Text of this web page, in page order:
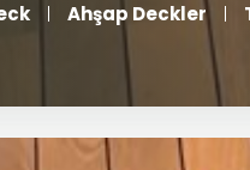
Ahşap Deckler